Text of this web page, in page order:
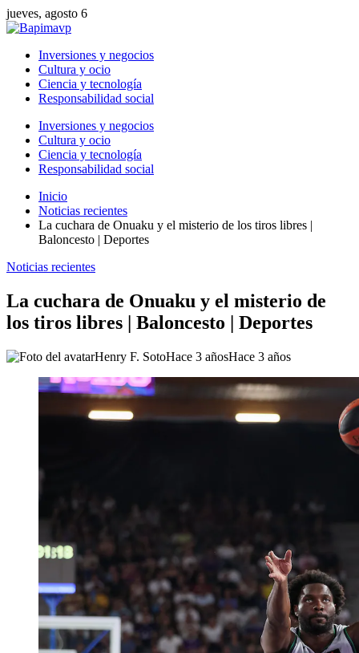
jueves, agosto 6
Inversiones y negocios
Cultura y ocio
Ciencia y tecnología
Responsabilidad social
Inversiones y negocios
Cultura y ocio
Ciencia y tecnología
Responsabilidad social
Inicio
Noticias recientes
La cuchara de Onuaku y el misterio de los tiros libres |
Baloncesto | Deportes
Noticias recientes
La cuchara de Onuaku y el misterio de
los tiros libres | Baloncesto | Deportes
Henry F. SotoHace 3 añosHace 3 años